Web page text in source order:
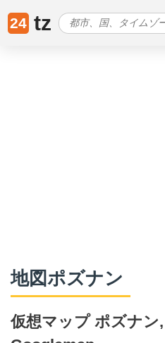
24 tz
地図ポズナン
仮想マップ ポズナン